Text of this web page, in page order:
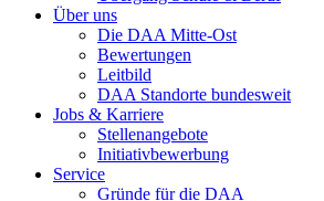
Über uns
Die DAA Mitte-Ost
Bewertungen
Leitbild
DAA Standorte bundesweit
Jobs & Karriere
Stellenangebote
Initiativbewerbung
Service
Gründe für die DAA